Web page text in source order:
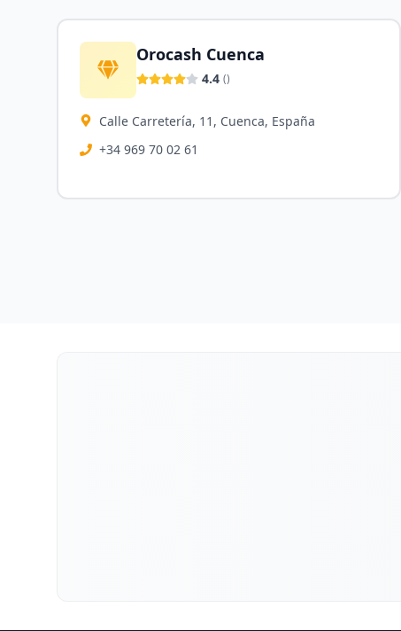
Orocash Cuenca
4.4 ()
Calle Carretería, 11, Cuenca, España
+34 969 70 02 61